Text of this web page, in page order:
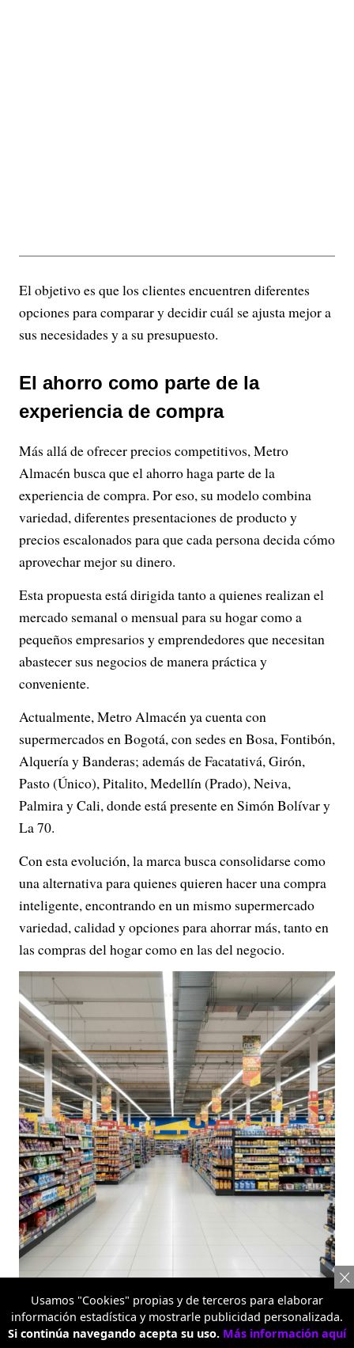
El objetivo es que los clientes encuentren diferentes
opciones para comparar y decidir cuál se ajusta mejor a
sus necesidades y a su presupuesto.
El ahorro como parte de la
experiencia de compra
Más allá de ofrecer precios competitivos, Metro
Almacén busca que el ahorro haga parte de la
experiencia de compra. Por eso, su modelo combina
variedad, diferentes presentaciones de producto y
precios escalonados para que cada persona decida cómo
aprovechar mejor su dinero.
Esta propuesta está dirigida tanto a quienes realizan el
mercado semanal o mensual para su hogar como a
pequeños empresarios y emprendedores que necesitan
abastecer sus negocios de manera práctica y
conveniente.
Actualmente, Metro Almacén ya cuenta con
supermercados en Bogotá, con sedes en Bosa, Fontibón,
Alquería y Banderas; además de Facatativá, Girón,
Pasto (Único), Pitalito, Medellín (Prado), Neiva,
Palmira y Cali, donde está presente en Simón Bolívar y
La 70.
Con esta evolución, la marca busca consolidarse como
una alternativa para quienes quieren hacer una compra
inteligente, encontrando en un mismo supermercado
variedad, calidad y opciones para ahorrar más, tanto en
las compras del hogar como en las del negocio.
Metro Alquería
TEMAS RELACIONADOS:
Usamos "Cookies" propias y de terceros para elaborar
información estadística y mostrarle publicidad personalizada.
Si continúa navegando acepta su uso. Más información aquí